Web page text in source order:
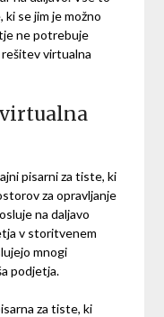
se jim je možno
ne potrebuje
virtualna
pisarni za tiste, ki
za opravljanje
na daljavo
v storitvenem
mnogi
podjetja.
za tiste, ki